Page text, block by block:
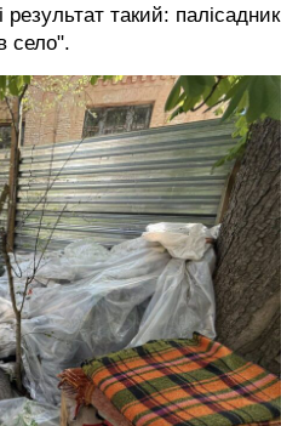
такий: палісадник
село".